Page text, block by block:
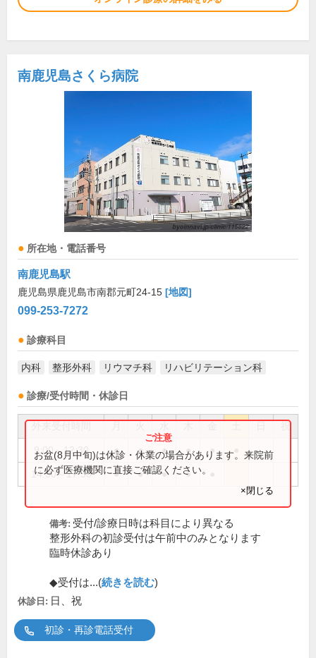
南鹿児島さくら病院
所在地・電話番号
南鹿児島駅
鹿児島県鹿児島市南郡元町24-15 [地図]
099-253-7272
診療科目
内科 整形外科 リウマチ科 リハビリテーション科
診療/受付時間・休診日
祝
9:00～12:30 ● ● ● ● ●
14:30～17:30 ● ● ● ●
お盆(8月中旬)は休診・休業の場合があります。来院前
に必ず医療機関に直接ご確認ください。
×閉じる
備考: 受付/診療日時は科目により異なる
整形外科の初診受付は午前中のみとなります
臨時休診あり
◆受付は...(続きを読む)
休診日: 日、祝
初診・再診電話受付